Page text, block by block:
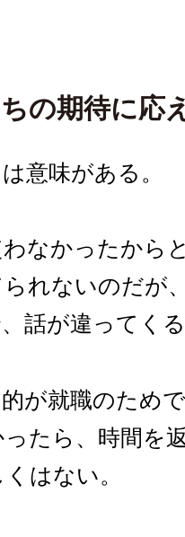
の期待に応
意味がある。
なかったから
れないのだが
話が違ってく
が就職のため
たら、時間を
はない。